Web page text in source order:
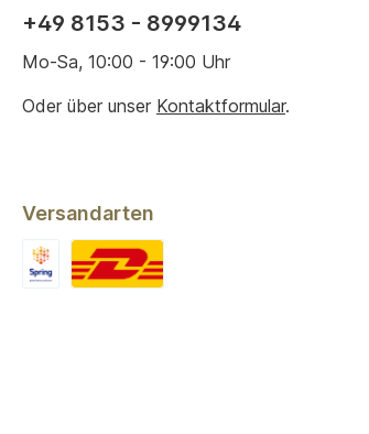
+49 8153 - 8999134
Mo-Sa, 10:00 - 19:00 Uhr
Oder über unser Kontaktformular.
Versandarten